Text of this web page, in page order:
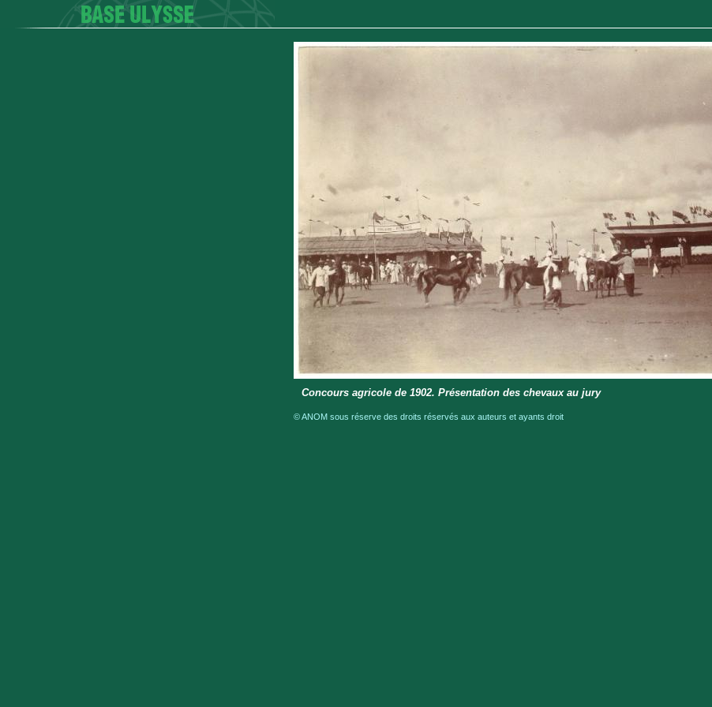
Concours agricole de 1902. Présentation des chevaux au jury
© ANOM sous réserve des droits réservés aux auteurs et ayants droit